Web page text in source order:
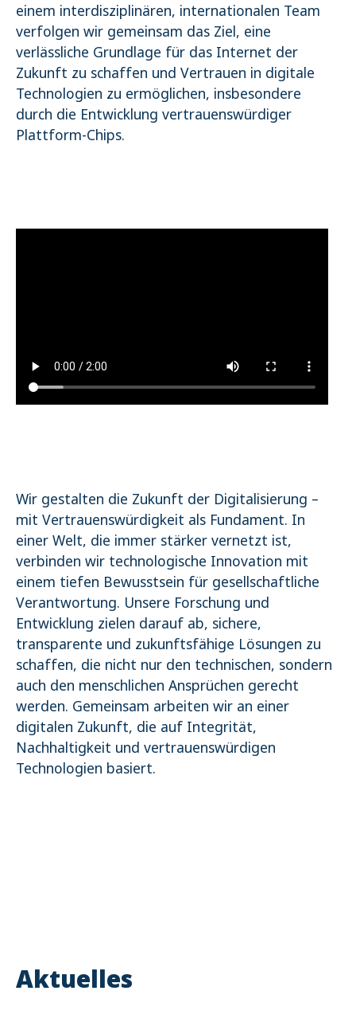
einem interdisziplinären, internationalen Team
verfolgen wir gemeinsam das Ziel, eine
verlässliche Grundlage für das Internet der
Zukunft zu schaffen und Vertrauen in digitale
Technologien zu ermöglichen, insbesondere
durch die Entwicklung vertrauenswürdiger
Plattform-Chips.
Wir gestalten die Zukunft der Digitalisierung –
mit Vertrauenswürdigkeit als Fundament. In
einer Welt, die immer stärker vernetzt ist,
verbinden wir technologische Innovation mit
einem tiefen Bewusstsein für gesellschaftliche
Verantwortung. Unsere Forschung und
Entwicklung zielen darauf ab, sichere,
transparente und zukunftsfähige Lösungen zu
schaffen, die nicht nur den technischen, sondern
auch den menschlichen Ansprüchen gerecht
werden. Gemeinsam arbeiten wir an einer
digitalen Zukunft, die auf Integrität,
Nachhaltigkeit und vertrauenswürdigen
Technologien basiert.
Aktuelles